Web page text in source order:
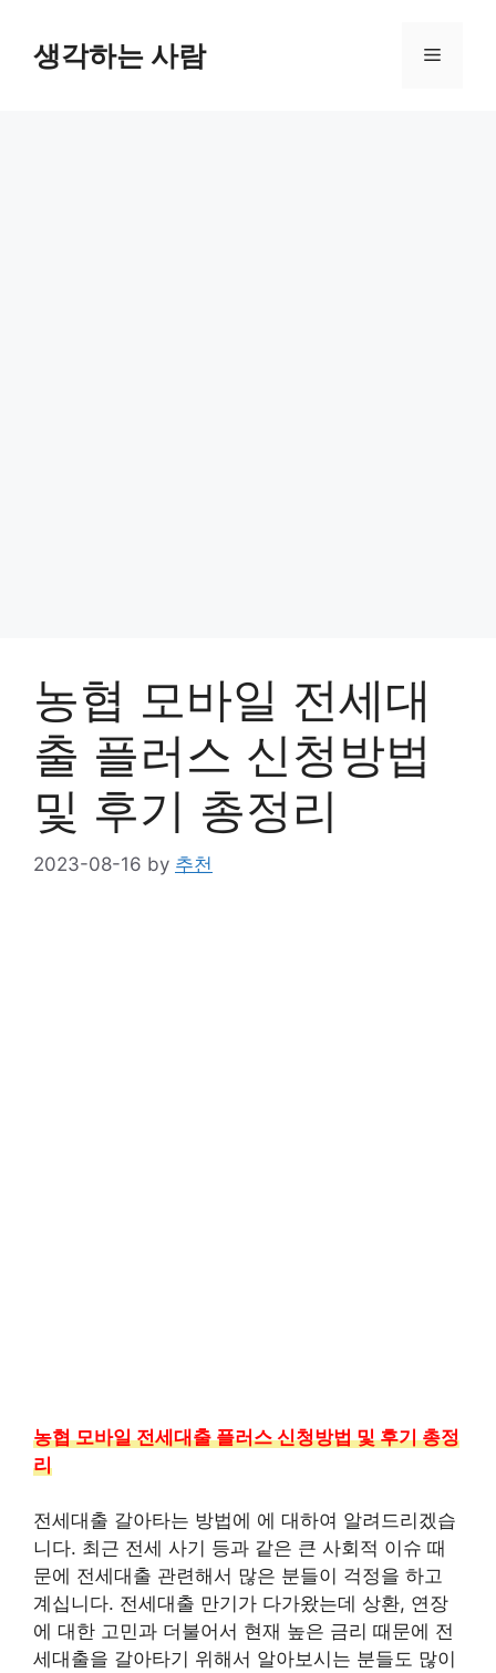
content생각하는 사람 Menu
농협 모바일 전세대
출 플러스 신청방법
및 후기 총정리
2023-08-16 by 추천
농협 모바일 전세대출 플러스 신청방법 및 후기 총정
리
전세대출 갈아타는 방법에 에 대하여 알려드리겠습
니다. 최근 전세 사기 등과 같은 큰 사회적 이슈 때
문에 전세대출 관련해서 많은 분들이 걱정을 하고
계십니다. 전세대출 만기가 다가왔는데 상환, 연장
에 대한 고민과 더불어서 현재 높은 금리 때문에 전
세대출을 갈아타기 위해서 알아보시는 분들도 많이